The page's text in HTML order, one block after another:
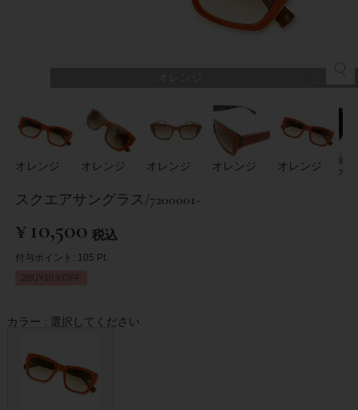
オレンジ オレンジ オレンジ オレンジ オレンジ オ
スクエアサングラス/7200001-
¥10,500 税込
付与ポイント: 105 Pt.
2BUY10％OFF
カラー 選択してください